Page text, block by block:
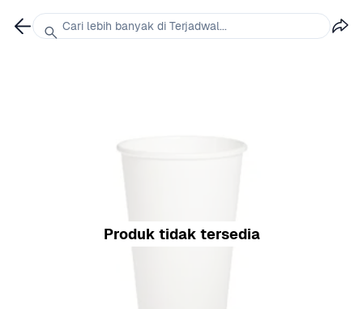
Produk tidak tersedia
Cari lebih banyak di Terjadwal...